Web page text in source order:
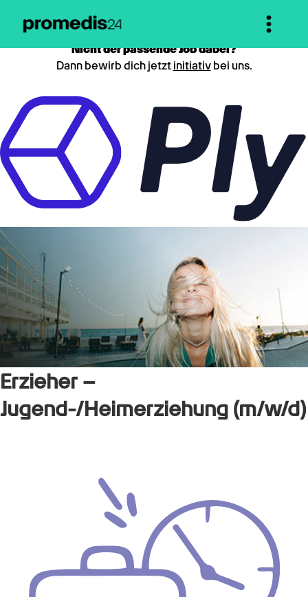
Nicht der passende Job dabei?
Dann bewirb dich jetzt initiativbei uns.
Erzieher –
Jugend-/Heimerziehung (m/w/d)